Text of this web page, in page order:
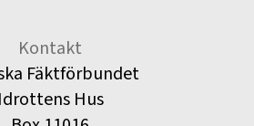
Kontakt
Fäktförbundet
Idrottens Hus